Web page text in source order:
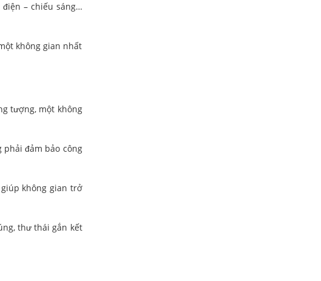
– chiếu sáng…
không gian nhất
tượng, một không
đảm bảo công
không gian trở
thư thái gắn kết